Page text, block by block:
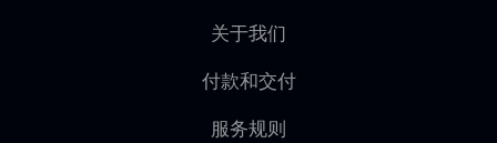
关于我们
付款和交付
服务规则